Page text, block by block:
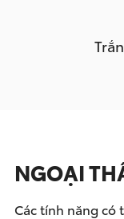
NGOẠI
Các tính năng có